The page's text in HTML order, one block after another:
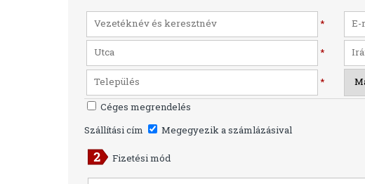
*
*
*
Céges megrendelés
Szállítási cím
Megegyezik a számlázásival
Fizetési mód